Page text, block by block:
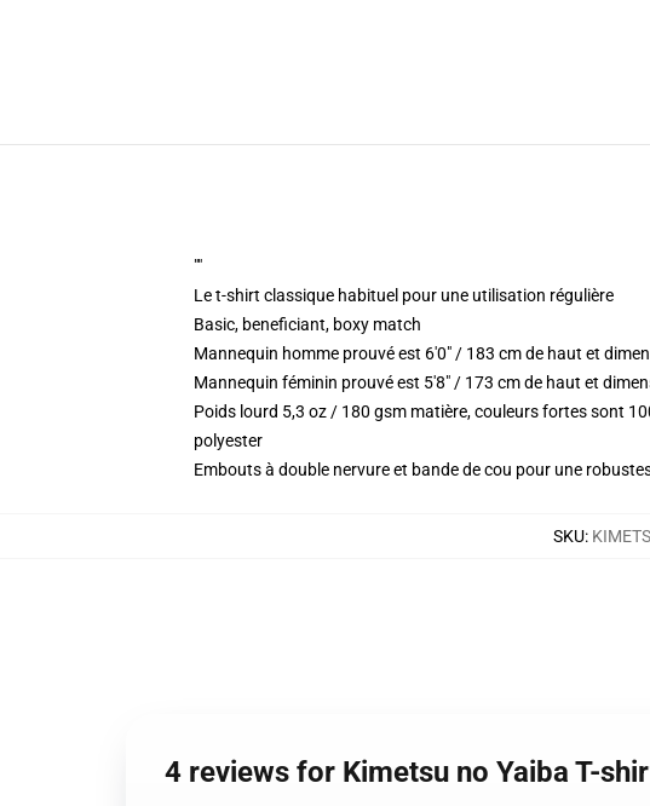
""
Le t-shirt classique habituel pour une utilisation régulière
Basic, beneficiant, boxy match
Mannequin homme prouvé est 6'0" / 183 cm de haut et
Mannequin féminin prouvé est 5'8" / 173 cm de haut et
Poids lourd 5,3 oz / 180 gsm matière, couleurs fortes sont
polyester
Embouts à double nervure et bande de cou pour une
SKU:
4 reviews for Kimetsu no Yaiba T-